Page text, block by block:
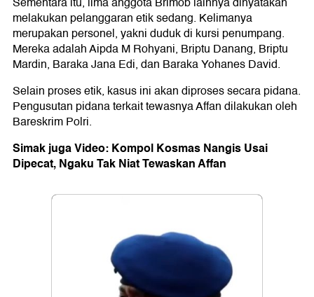
melakukan pelanggaran etik sedang. Kelimanya
merupakan personel, yakni duduk di kursi penumpang.
Mereka adalah Aipda M Rohyani, Briptu Danang, Briptu
Mardin, Baraka Jana Edi, dan Baraka Yohanes David.
Selain proses etik, kasus ini akan diproses secara pidana.
Pengusutan pidana terkait tewasnya Affan dilakukan oleh
Bareskrim Polri.
Simak juga Video: Kompol Kosmas Nangis Usai
Dipecat, Ngaku Tak Niat Tewaskan Affan